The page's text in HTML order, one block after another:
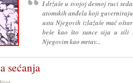
I držaše u svojoj desnoj ruci
atomskih anđela koji
usta Njegovih izlažaše mač
beše kao što sunce sija u sili
Njegovim kao mrtav...
sećanja